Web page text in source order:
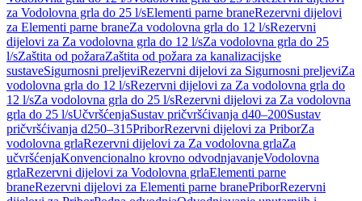
za Vodolovna grla do 25 l/sElementi parne braneRezervni dijelovi
za Elementi parne braneZa vodolovna grla do 12 l/sRezervni
dijelovi za Za vodolovna grla do 12 l/sZa vodolovna grla do 25
l/sZaštita od požaraZaštita od požara za kanalizacijske
sustaveSigurnosni preljeviRezervni dijelovi za Sigurnosni preljeviZa
vodolovna grla do 12 l/sRezervni dijelovi za Za vodolovna grla do
12 l/sZa vodolovna grla do 25 l/sRezervni dijelovi za Za vodolovna
grla do 25 l/sUčvršćenjaSustav pričvršćivanja d40–200Sustav
pričvršćivanja d250–315PriborRezervni dijelovi za PriborZa
vodolovna grlaRezervni dijelovi za Za vodolovna grlaZa
učvršćenjaKonvencionalno krovno odvodnjavanjeVodolovna
grlaRezervni dijelovi za Vodolovna grlaElementi parne
braneRezervni dijelovi za Elementi parne branePriborRezervni